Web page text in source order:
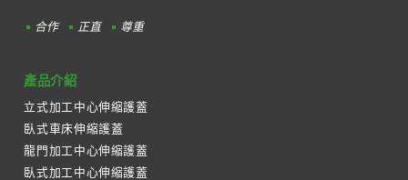
合作 正直 尊重
產品介紹
立式加工中心伸縮護蓋
臥式車床伸縮護蓋
龍門加工中心伸縮護蓋
臥式加工中心伸縮護蓋